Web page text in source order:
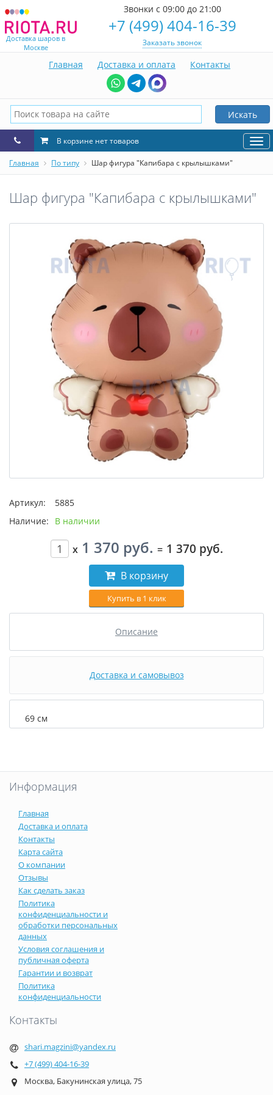
Доставка шаров в
Москве
Звонки с 09:00 до 21:00
+7 (499) 404-16-39
Заказать звонок
Главная Доставка и оплата Контакты
Искать
В корзине нет товаров
Главная По типу Шар фигура "Капибара с крылышками"
Шар фигура "Капибара с крылышками"
Артикул:
5885
Наличие:
В наличии
x 1 370 руб. = 1 370 руб.
В корзину
Купить в 1 клик
Описание
Доставка и самовывоз
69 см
Информация
Главная
Доставка и оплата
Контакты
Карта сайта
О компании
Отзывы
Как сделать заказ
Политика
конфиденциальности и
обработки персональных
данных
Условия соглашения и
публичная оферта
Гарантии и возврат
Политика
конфиденциальности
Контакты
shari.magzini@yandex.ru
+7 (499) 404-16-39
Москва, Бакунинская улица, 75